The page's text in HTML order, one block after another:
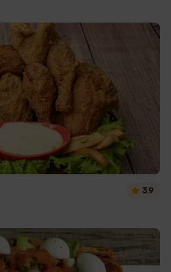
3.9